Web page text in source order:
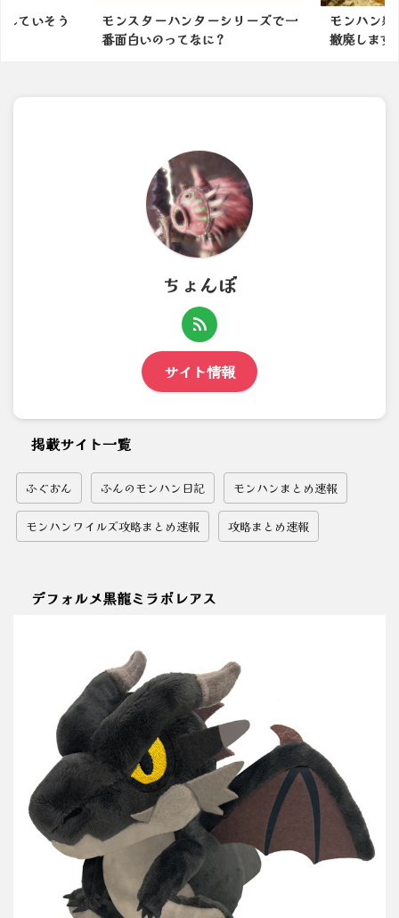
リーズで一
モンハン新作は防具の男女制限を
撤廃します ←これｗｗｗ
モンスタ
の余地有
ちょんぼ
サイト情報
掲載サイト一覧
ふぐおん ふんのモンハン日記 モンハンまとめ速報
モンハンワイルズ攻略まとめ速報 攻略まとめ速報
デフォルメ黒龍ミラボレアス